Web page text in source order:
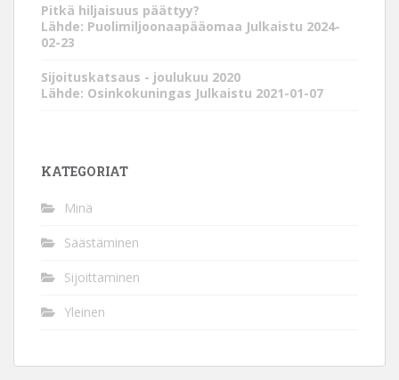
Pitkä hiljaisuus päättyy?
Lähde: Puolimiljoonaapääomaa Julkaistu 2024-
02-23
Sijoituskatsaus - joulukuu 2020
Lähde: Osinkokuningas Julkaistu 2021-01-07
KATEGORIAT
Minä
Säästäminen
Sijoittaminen
Yleinen